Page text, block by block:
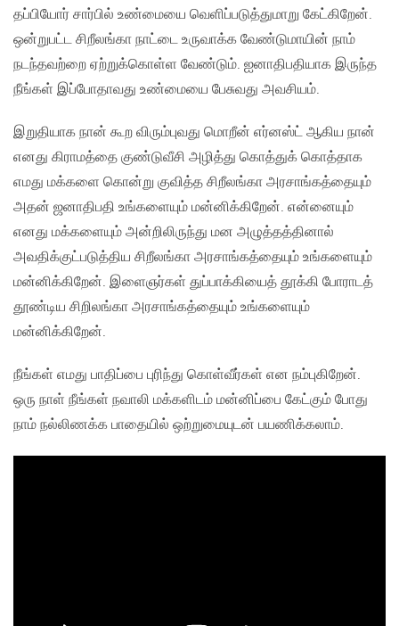
தப்பியோர் சார்பில் உண்மையை வெளிப்படுத்துமாறு கேட்கிறேன்.
ஒன்றுபட்ட சிறீலங்கா நாட்டை உருவாக்க வேண்டுமாயின் நாம்
நடந்தவற்றை ஏற்றுக்கொள்ள வேண்டும். ஐனாதிபதியாக இருந்த
நீங்கள் இப்போதாவது உண்மையை பேசுவது அவசியம்.
இறுதியாக நான் கூற விரும்புவது மொறீன் எர்னஸ்ட் ஆகிய நான்
எனது கிராமத்தை குண்டுவீசி அழித்து கொத்துக் கொத்தாக
எமது மக்களை கொன்று குவித்த சிறீலங்கா அரசாங்கத்தையும்
அதன் ஜனாதிபதி உங்களையும் மன்னிக்கிறேன். என்னையும்
எனது மக்களையும் அன்றிலிருந்து மன அழுத்தத்தினால்
அவதிக்குட்படுத்திய சிறீலங்கா அரசாங்கத்தையும் உங்களையும்
மன்னிக்கிறேன். இளைஞர்கள் துப்பாக்கியைத் தூக்கி போராடத்
தூண்டிய சிறிலங்கா அரசாங்கத்தையும் உங்களையும்
மன்னிக்கிறேன்.
நீங்கள் எமது பாதிப்பை புரிந்து கொள்வீர்கள் என நம்புகிறேன்.
ஒரு நாள் நீங்கள் நவாலி மக்களிடம் மன்னிப்பை கேட்கும் போது
நாம் நல்லிணக்க பாதையில் ஒற்றுமையுடன் பயணிக்கலாம்.